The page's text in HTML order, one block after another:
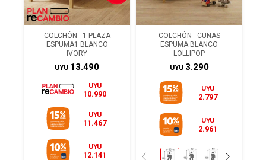
COLCHÓN - 1 PLAZA
ESPUMA1 BLANCO
IVORY
UYU 13.490
UYU
10.990
UYU
11.467
UYU
12.141
COLCHÓN - CUNAS
ESPUMA BLANCO
LOLLIPOP
UYU 3.290
UYU
2.797
UYU
2.961